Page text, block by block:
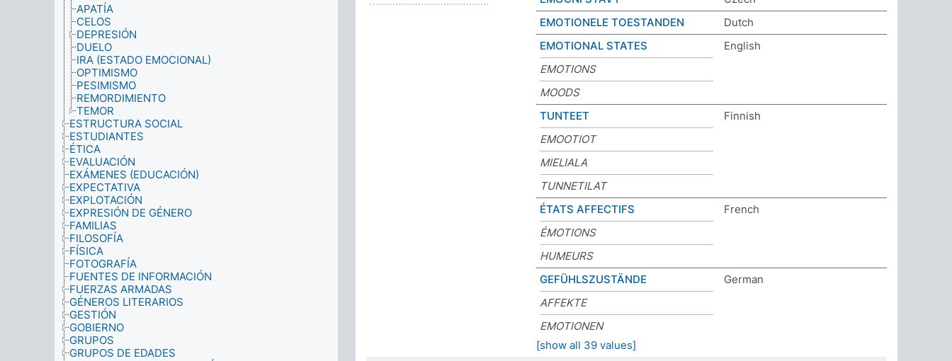
APATÍA
CELOS
DEPRESIÓN
DUELO
IRA (ESTADO EMOCIONAL)
OPTIMISMO
PESIMISMO
REMORDIMIENTO
TEMOR
ESTRUCTURA SOCIAL
ESTUDIANTES
ÉTICA
EVALUACIÓN
EXÁMENES (EDUCACIÓN)
EXPECTATIVA
EXPLOTACIÓN
EXPRESIÓN DE GÉNERO
FAMILIAS
FILOSOFÍA
FÍSICA
FOTOGRAFÍA
FUENTES DE INFORMACIÓN
FUERZAS ARMADAS
GÉNEROS LITERARIOS
GESTIÓN
GOBIERNO
GRUPOS
GRUPOS DE EDADES
EMOTIONELE TOESTANDEN
Dutch
EMOTIONAL STATES
English
EMOTIONS
MOODS
TUNTEET
Finnish
EMOOTIOT
MIELIALA
TUNNETILAT
ÉTATS AFFECTIFS
French
ÉMOTIONS
HUMEURS
GEFÜHLSZUSTÄNDE
German
AFFEKTE
EMOTIONEN
[show all 39 values]